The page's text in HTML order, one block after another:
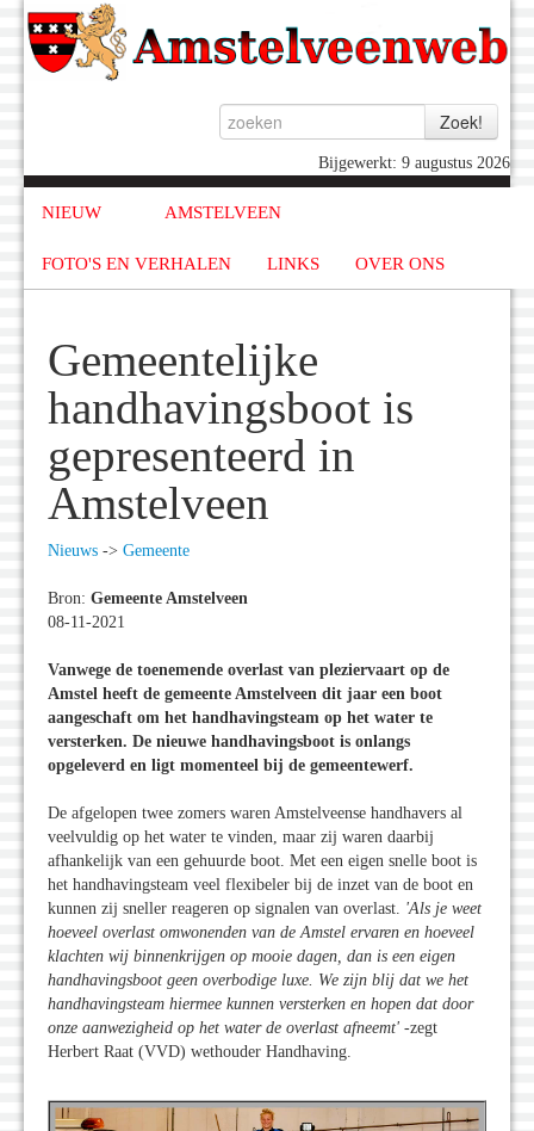
Bijgewerkt: 9 augustus 2026
NIEUW AMSTELVEEN
FOTO'S EN VERHALEN LINKS OVER ONS
Gemeentelijke
handhavingsboot is
gepresenteerd in
Amstelveen
Nieuws -> Gemeente
Bron: Gemeente Amstelveen
08-11-2021
Vanwege de toenemende overlast van pleziervaart op de
Amstel heeft de gemeente Amstelveen dit jaar een boot
aangeschaft om het handhavingsteam op het water te
versterken. De nieuwe handhavingsboot is onlangs
opgeleverd en ligt momenteel bij de gemeentewerf.
De afgelopen twee zomers waren Amstelveense handhavers al
veelvuldig op het water te vinden, maar zij waren daarbij
afhankelijk van een gehuurde boot. Met een eigen snelle boot is
het handhavingsteam veel flexibeler bij de inzet van de boot en
kunnen zij sneller reageren op signalen van overlast. 'Als je weet
hoeveel overlast omwonenden van de Amstel ervaren en hoeveel
klachten wij binnenkrijgen op mooie dagen, dan is een eigen
handhavingsboot geen overbodige luxe. We zijn blij dat we het
handhavingsteam hiermee kunnen versterken en hopen dat door
onze aanwezigheid op het water de overlast afneemt' -zegt
Herbert Raat (VVD) wethouder Handhaving.